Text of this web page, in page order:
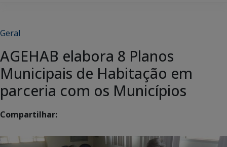
Geral
AGEHAB elabora 8 Planos
Municipais de Habitação em
parceria com os Municípios
Compartilhar: